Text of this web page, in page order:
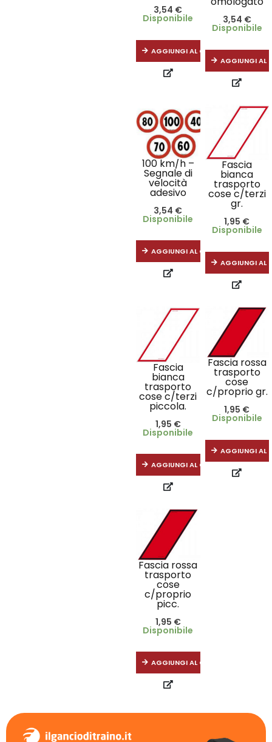
3,54 €
Disponibile
AGGIUNGI AL CARRELLO
3,54 €
Disponibile
AGGIUNGI AL
100 km/h –
Segnale di
velocità
adesivo
3,54 €
Disponibile
AGGIUNGI AL CARRELLO
Fascia
bianca
trasporto
cose c/terzi
gr.
1,95 €
Disponibile
AGGIUNGI AL
Fascia
bianca
trasporto
cose c/terzi
piccola.
1,95 €
Disponibile
AGGIUNGI AL CARRELLO
Fascia rossa
trasporto
cose
c/proprio gr.
1,95 €
Disponibile
AGGIUNGI AL
Fascia rossa
trasporto
cose
c/proprio
picc.
1,95 €
Disponibile
AGGIUNGI AL CARRELLO